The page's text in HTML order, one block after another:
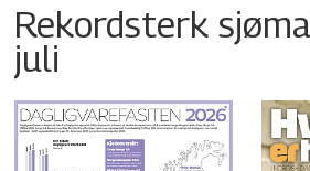
Rekordsterk
juli